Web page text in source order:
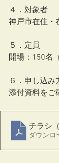
４．対象者
神戸市在住・
５．定員
開場：150名
６．申し込み
添付資料をご
チラシ
ダウンロ